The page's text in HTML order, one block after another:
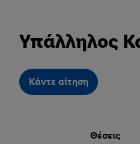
Υπάλληλος
Kάντε αίτηση
Θέσεις